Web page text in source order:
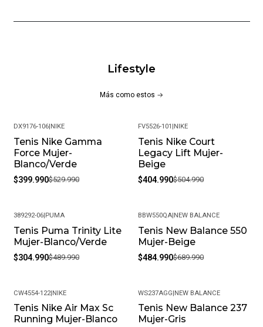
Asegurando Que Tus Pies Se Sientan Bien Durante Todo El
Tracción Excelente Y Durabilidad, Proporcionando Estabilidad
Capellada: 72% Cuero, 19% Sintético, 9% Textil.
Suela: 100% Caucho.
Construcción: Revestimiento Vulcanizado.
Estilo Y Versatilidad:
Que Añade Un Toque Audaz, Los Nike Court Legacy Lift Son
Ideales Para Cualquier Ocasión, Desde Un Look Casual Hasta
Un Outfit Más Chic. Estos Tenis Combinan Estilo Y
Lifestyle
Más como estos
-25%
DX9176-106|NIKE
Tenis Nike Gamma
Force Mujer-
Blanco/Verde
$399.990$529.990
-20%
FV5526-101 |NIKE
Tenis Nike Court
Legacy Lift Mujer-
Beige
$404.990$504.990
-38%
389292-06|PUMA
Tenis Puma Trinity Lite
Mujer-Blanco/Verde
$304.990$489.990
-30%
BBW550QA|NEW BALANCE
Tenis New Balance 550
Mujer-Beige
$484.990$689.990
-25%
CW4554-122|NIKE
Tenis Nike Air Max Sc
Running Mujer-Blanco
-30%
WS237AGG|NEW BALANCE
Tenis New Balance 237
Mujer-Gris